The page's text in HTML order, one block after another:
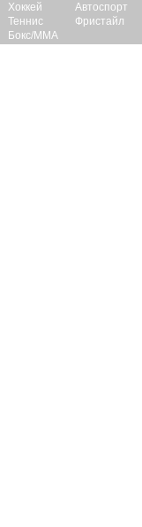
Хоккей
Теннис
Бокс/ММА
Автоспорт
Фристайл